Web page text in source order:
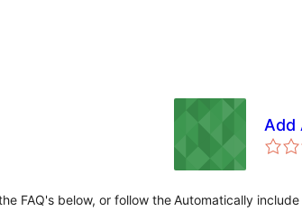
FAQ's below, or follow the
Add
Automatically